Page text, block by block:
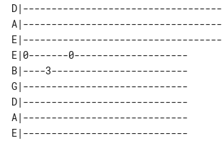
D|-----------------------------------
A|-----------------------------------
E|-----------------------------------
E|0-------0--------------------
B|----3------------------------
G|-----------------------------
D|-----------------------------
A|-----------------------------